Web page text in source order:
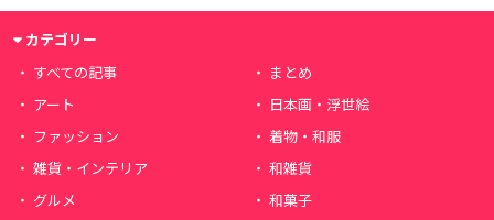
カテゴリー
すべての記事
まとめ
アート
日本画・浮世絵
ファッション
着物・和服
雑貨・インテリア
和雑貨
グルメ
和菓子